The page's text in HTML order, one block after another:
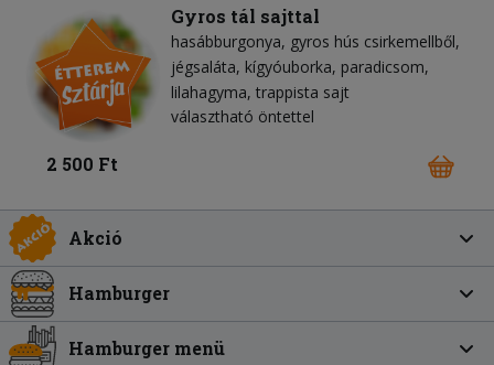
Gyros tál sajttal
hasábburgonya gyros hús csirkemellből
jégsaláta kígyóuborka paradicsom
lilahagyma trappista sajt
választható öntettel
2 500 Ft
Akció
Hamburger
Hamburger menü